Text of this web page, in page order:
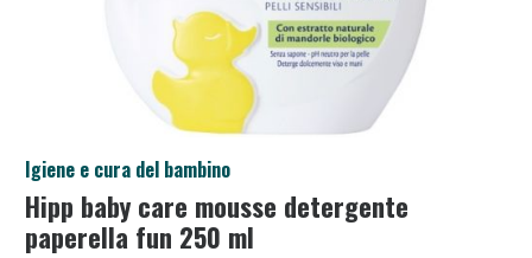
Igiene e cura del bambino
Hipp baby care mousse detergente
paperella fun 250 ml
Salini e Multivitaminici: oggi Sconto extra fino al